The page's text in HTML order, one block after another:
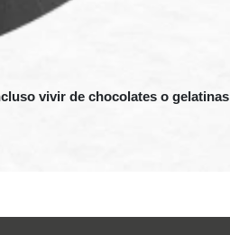
vivir de chocolates o gelatinas